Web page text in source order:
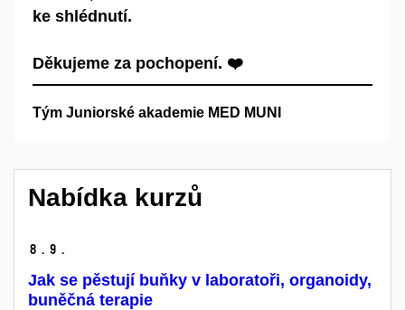
ke shlédnutí.
Děkujeme za pochopení. ❤️
Tým Juniorské akademie MED MUNI
Nabídka kurzů
8. 9.
Jak se pěstují buňky v laboratoři, organoidy,
buněčná terapie